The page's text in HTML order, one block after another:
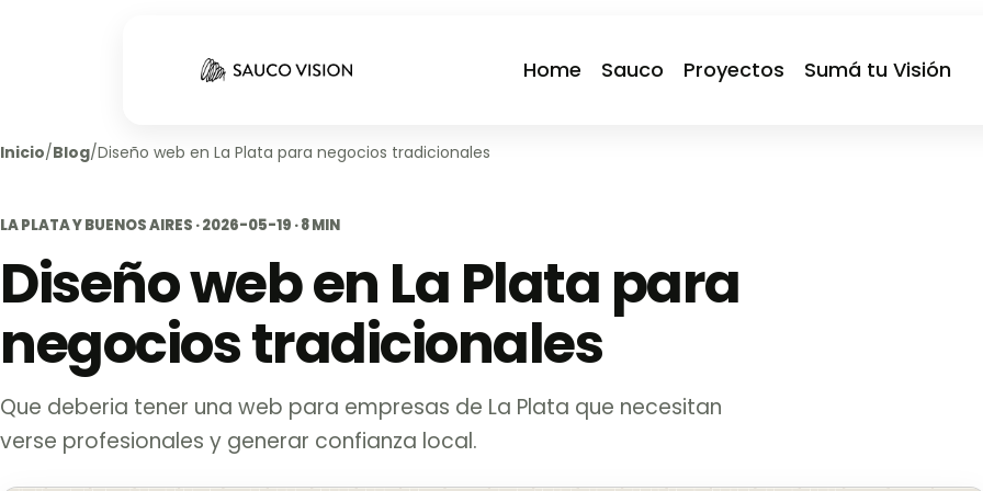
Home Sauco Proyectos Sumá tu Visión
Inicio/Blog/Diseño web en La Plata para negocios tradicionales
LA PLATA Y BUENOS AIRES · 2026-05-19 · 8 MIN
Diseño web en La Plata para
negocios tradicionales
Que deberia tener una web para empresas de La Plata que necesitan
verse profesionales y generar confianza local.